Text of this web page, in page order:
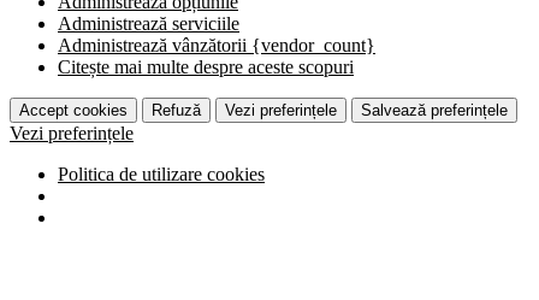
Administrează serviciile
Administrează vânzătorii {vendor_count}
Citește mai multe despre aceste scopuri
Accept cookies Refuză Vezi preferințele Salvează preferințele
Vezi preferințele
Politica de utilizare cookies